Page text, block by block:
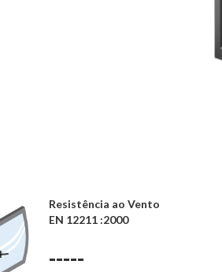
Resistência ao Vento
EN 12211 :2000
-----